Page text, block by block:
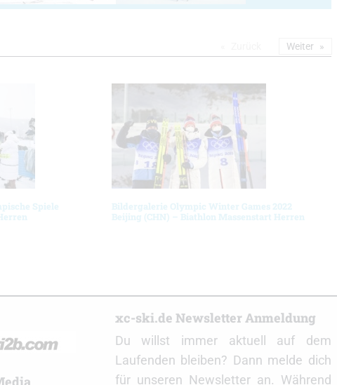
Spiele
Bildergalerie Olympic Winter Games 2022
Beijing (CHN) – Biathlon Massenstart Herren
Weiter
xc-ski.de Newsletter Anmeldung
Du willst immer aktuell auf dem
Laufenden bleiben? Dann melde dich
für unseren Newsletter an. Während